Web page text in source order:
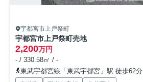
宇都宮市上戸祭町
宇都宮市上戸祭町売地
2,200万円
- / 330.58㎡ / -
東武宇都宮線「東武宇都宮」駅 徒歩62分